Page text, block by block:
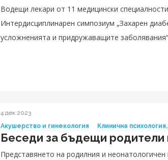
Водещи лекари от 11 медицински
Интердисциплинарен симпозиум „Захарен
усложненията и придружаващите
диагностицирането и лечението на диабета,
4 дек 2023
Акушерство и гинекология
Клинична
Беседи за бъдещи родители
Представянето на родилния и